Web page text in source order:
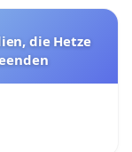
die Hetze